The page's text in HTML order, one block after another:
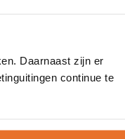
Daarnaast zijn er
continue te